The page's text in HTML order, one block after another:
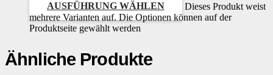
AUSFÜHRUNG WÄHLEN
Dieses Produkt weist
mehrere Varianten auf. Die Optionen können auf der
Produktseite gewählt werden
Ähnliche Produkte